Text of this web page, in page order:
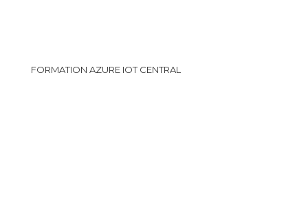
FORMATION AZURE IOT CENTRAL